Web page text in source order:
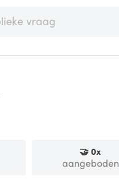
🤝0x
aangeboden